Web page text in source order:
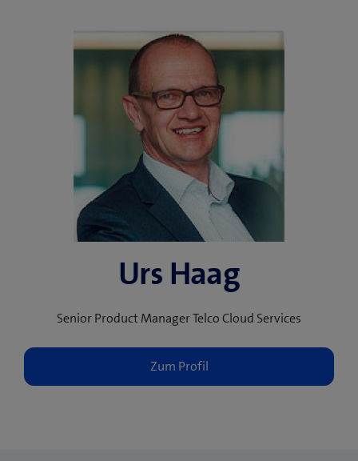
Urs Haag
Senior Product Manager Telco Cloud Services